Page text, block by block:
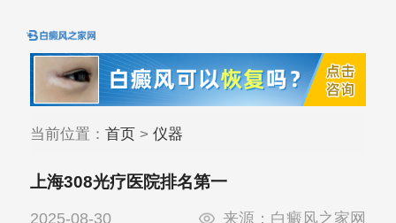
当前位置： 首页> 仪器
上海308光疗医院排名第一
2025-08-30 来源： 白癜风之家网